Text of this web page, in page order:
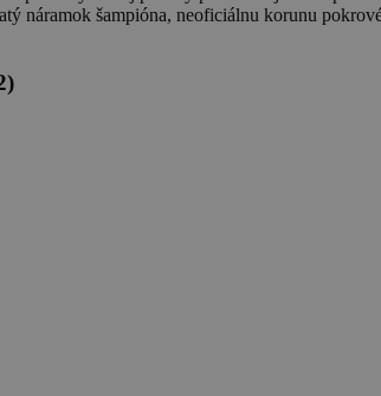
náramok šampióna, neoficiálnu korunu